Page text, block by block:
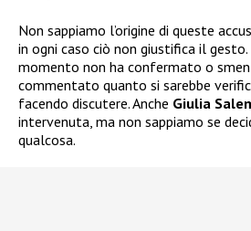
Non sappiamo l’origine di queste
in ogni caso ciò non giustifica il gesto.
momento non ha confermato o
commentato quanto si sarebbe
facendo discutere. Anche Giulia
intervenuta, ma non sappiamo se
qualcosa.